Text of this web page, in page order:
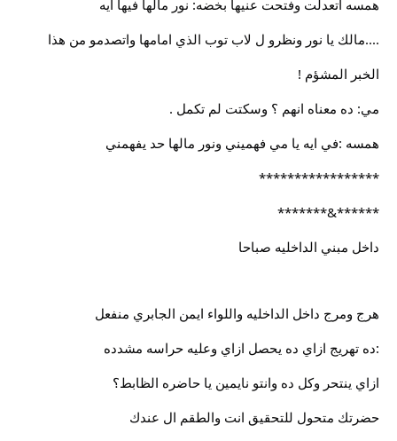
همسه اتعدلت وفتحت عنيها بخضه: نور مالها فيها ايه
....مالك يا نور ونظرو ل لاب توب الذي امامها واتصدمو من هذا
الخبر المشؤم !
مي: ده معناه انهم ؟ وسكتت لم تكمل .
همسه :في ايه يا مي فهميني ونور مالها حد يفهمني
*****************
******&*******
داخل مبني الداخليه صباحا
هرج ومرج داخل الداخليه واللواء ايمن الجابري منفعل
:ده تهريج ازاي ده يحصل ازاي وعليه حراسه مشدده
ازاي ينتحر وكل ده وانتو نايمين يا حاضره الظابط؟
حضرتك متحول للتحقيق انت والطقم ال عندك